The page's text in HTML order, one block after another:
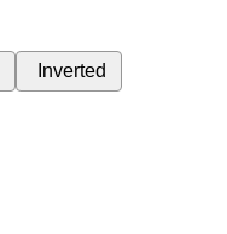
Inverted